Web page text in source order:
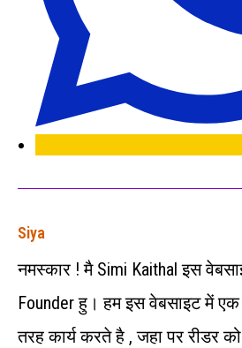
Siya
नमस्कार ! मै Simi Kaithal इस
Founder हु। हम इस वेबसाइट में
तरह कार्य करते है , जहा पर रीडर